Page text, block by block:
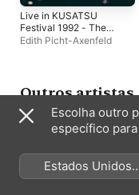
Live in KUSATSU
Festival 1992 - The
Premium Recording
Edith Picht-Axenfeld
Outros artistas
Escolha outro
específico
Estados Unidos
(Português